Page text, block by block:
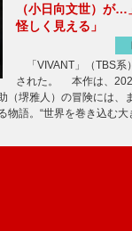
（小日向文世）が
怪しく見える」
「VIVANT」（TBS系
された。 本作は、
（堺雅人）の冒険には、
物語。“世界を巻き込む大